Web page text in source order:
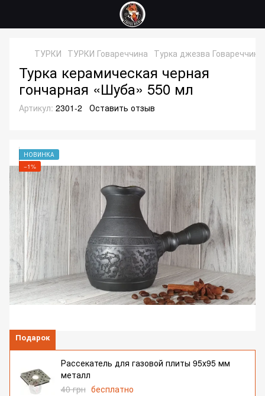
ТУРКИ ТУРКИ Говареччина Турка джезва
Турка керамическая черная
гончарная «Шуба» 550 мл
Артикул: 2301-2 Оставить отзыв
НОВИНКА
−1%
Подарок
Рассекатель для газовой плиты 95х95 мм
металл
40 грн бесплатно